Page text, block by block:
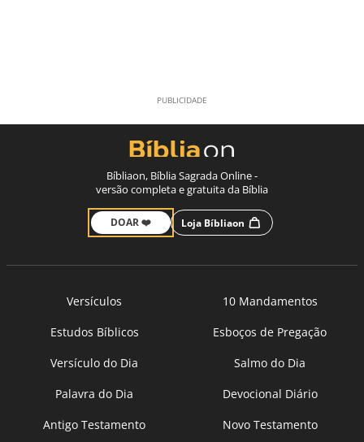
Bíbliaon, Bíblia Sagrada Online -
versão completa e gratuita da Bíblia
DOAR ❤️ Loja Bíbliaon
Versículos
10 Mandamentos
Estudos Bíblicos
Esboços de Pregação
Versículo do Dia
Salmo do Dia
Palavra do Dia
Devocional Diário
Antigo Testamento
Novo Testamento